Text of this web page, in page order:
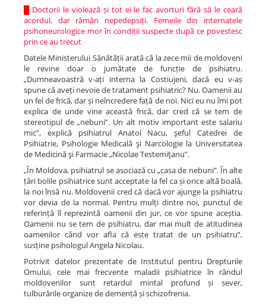
Doctorii le violează și tot ei le fac avorturi fără să le ceară
acordul, dar rămân nepedepsiți. Femeile din internatele
psihoneurologice mor în condiții suspecte după ce povestesc
prin ce au trecut
Datele Ministerului Sănătății arată că la zece mii de moldoveni
le revine doar o jumătate de funcție de psihiatru.
„Dumneavoastră v-ați interna la Costiujeni, dacă eu v-aș
spune că aveți nevoie de tratament psihiatric? Nu. Oamenii au
un fel de frică, dar și neîncredere față de noi. Nici eu nu îmi pot
explica de unde vine această frică, dar cred că se tem de
stereotipul de „nebuni”. Un alt motiv important este salariu
mic”, explică psihiatrul Anatol Nacu, şeful Catedrei de
Psihiatrie, Psihologie Medicală şi Narcologie la Universitatea
de Medicină şi Farmacie „Nicolae Testemiţanu”.
„În Moldova, psihiatrul se asociază cu „casa de nebuni”. În alte
țări bolile psihiatrice sunt acceptate la fel ca și orice altă boală,
la noi însă nu. Moldovenii cred că dacă vor ajunge la psihiatru
vor devia de la normal. Pentru mulți dintre noi, punctul de
referință îl reprezintă oamenii din jur, ce vor spune aceștia.
Oamenii nu se tem de psihiatru, dar mai mult de atitudinea
oamenilor când vor afla că este tratat de un psihiatru”,
susține psihologul Angela Nicolau.
Potrivit datelor prezentate de Institutul pentru Drepturile
Omului, cele mai frecvente maladii psihiatrice în rândul
moldovenilor sunt retardul mintal profund și sever,
tulburările organize de demență și schizofrenia.